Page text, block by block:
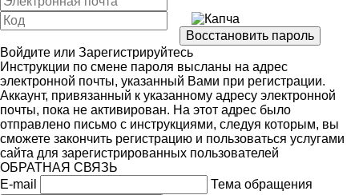
Войдите или Зарегистрируйтесь
Инструкции по смене пароля высланы на адрес
электронной почты, указанный Вами при регистрации.
Аккаунт, привязанный к указанному адресу электронной
почты, пока не активирован. На этот адрес было
отправлено письмо с инструкциями, следуя которым, вы
сможете закончить регистрацию и пользоваться услугами
сайта для зарегистрированных пользователей
ОБРАТНАЯ СВЯЗЬ
E-mail
Тема обращения